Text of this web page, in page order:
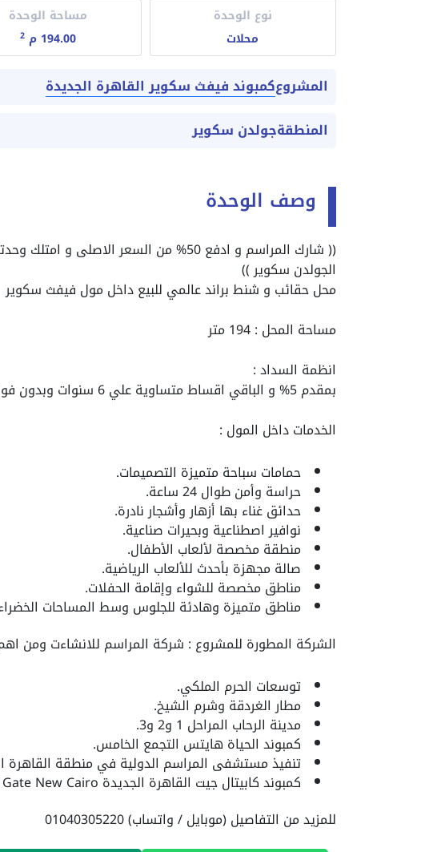
نوع الوحدة
محلات
مساحة الوحدة
194.00 م
2
المشروعكمبوند فيفث سكوير القاهرة الجديدة
المنطقةجولدن سكوير
وصف الوحدة
(( شارك المراسم و ادفع 50% من السعر
الجولدن سكوير ))
محل حقائب و شنط براند عالمي للبيع داخل مول فيفث سكوير
مساحة المحل : 194 متر
انظمة السداد :
بمقدم 5% و الباقي اقساط متساوية علي 6 سنوات وبدون فوائد
الخدمات داخل المول :
حمامات سباحة متميزة التصميمات.
حراسة وأمن طوال 24 ساعة.
حدائق غناء بها أزهار وأشجار نادرة.
نوافير اصطناعية وبحيرات صناعية.
منطقة مخصصة لألعاب الأطفال.
صالة مجهزة بأحدث للألعاب الرياضية.
مناطق مخصصة للشواء وإقامة الحفلات.
مناطق متميزة وهادئة للجلوس وسط المساحات
الشركة المطورة للمشروع : شركة المراسم للانشاءت ومن
توسعات الحرم الملكي.
مطار الغردقة وشرم الشيخ.
مدينة الرحاب المراحل 1 و2 و3.
كمبوند الحياة هايتس التجمع الخامس.
تنفيذ مستشفى المراسم الدولية في منطقة القاهرة
كمبوند كابيتال جيت القاهرة الجديدة Compound Capital Gate New Cairo.
للمزيد من التفاصيل (موبايل / واتساب) 01040305220